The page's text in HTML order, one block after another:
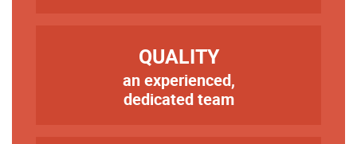
QUALITY
an experienced,
dedicated team